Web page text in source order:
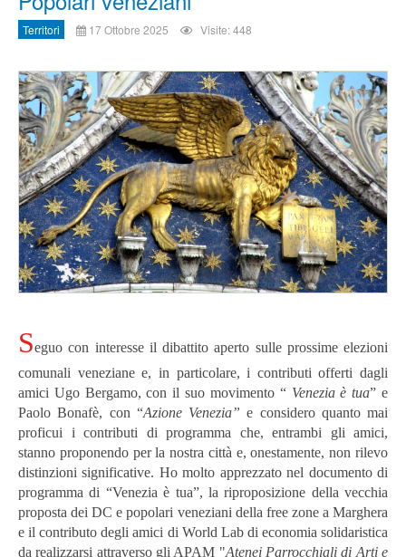
Territori 17 Ottobre 2025 Visite: 448
Seguo con interesse il dibattito aperto sulle prossime elezioni
comunali veneziane e, in particolare, i contributi offerti dagli
amici Ugo Bergamo, con il suo movimento “ Venezia è tua” e
Paolo Bonafè, con “Azione Venezia” e considero quanto mai
proficui i contributi di programma che, entrambi gli amici,
stanno proponendo per la nostra città e, onestamente, non rilevo
distinzioni significative. Ho molto apprezzato nel documento di
programma di “Venezia è tua”, la riproposizione della vecchia
proposta dei DC e popolari veneziani della free zone a Marghera
e il contributo degli amici di World Lab di economia solidaristica
da realizzarsi attraverso gli APAM "Atenei Parrocchiali di Arti e